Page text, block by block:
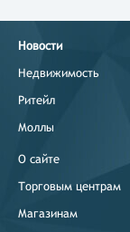
Новости
Недвижимость
Ритейл
Моллы
О сайте
Торговым центрам
Магазинам